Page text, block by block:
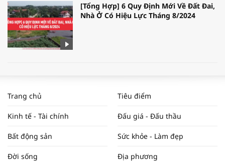
[Tổng Hợp] 6 Quy Định Mới Về Đất Đai,
Nhà Ở Có Hiệu Lực Tháng 8/2024
NAM NĂM 2024 VÀ NĂM 2025 | NHỊP
ĐẬP THỊ TRƯỜNG #62
Tọa đàm “Xúc tiến thương mại: Khơi
Trang chủ Tiêu điểm
Kinh tế - Tài chính Đấu giá - Đấu thầu
Bất động sản Sức khỏe - Làm đẹp
Đời sống Địa phương